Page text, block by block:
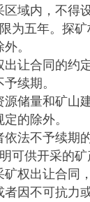
内，不得设
年。探矿
。
合同的约定
续期。
量和矿山建
的除外。
不予续期的
供开采的矿
权出让合同
不可抗力或